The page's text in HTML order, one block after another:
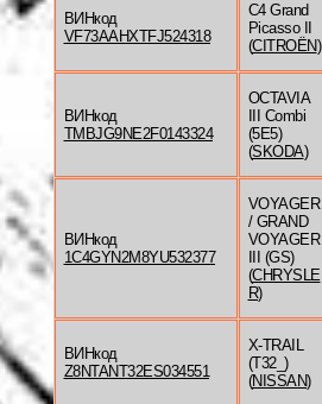
ВИНкод
VF73AAHXTFJ524318
C4 Grand
Picasso II
(CITROËN)
ВИНкод
TMBJG9NE2F0143324
OCTAVIA
III Combi
(5E5)
(SKODA)
ВИНкод
1C4GYN2M8YU532377
VOYAGER
/ GRAND
VOYAGER
III (GS)
(CHRYSLE
R)
ВИНкод
Z8NTANT32ES034551
X-TRAIL
(T32_)
(NISSAN)